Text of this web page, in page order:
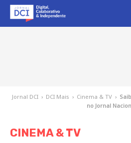
Jornal DCI › DCI Mais › Cinema & TV ›
no Jornal
CINEMA & TV